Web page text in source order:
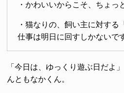
・かわいいからこそ、ちょっ
・猫なりの、飼い主に対する
仕事は明日に回すしかないで
「今日は、ゆっくり遊ぶ日だよ
んともなかくん。